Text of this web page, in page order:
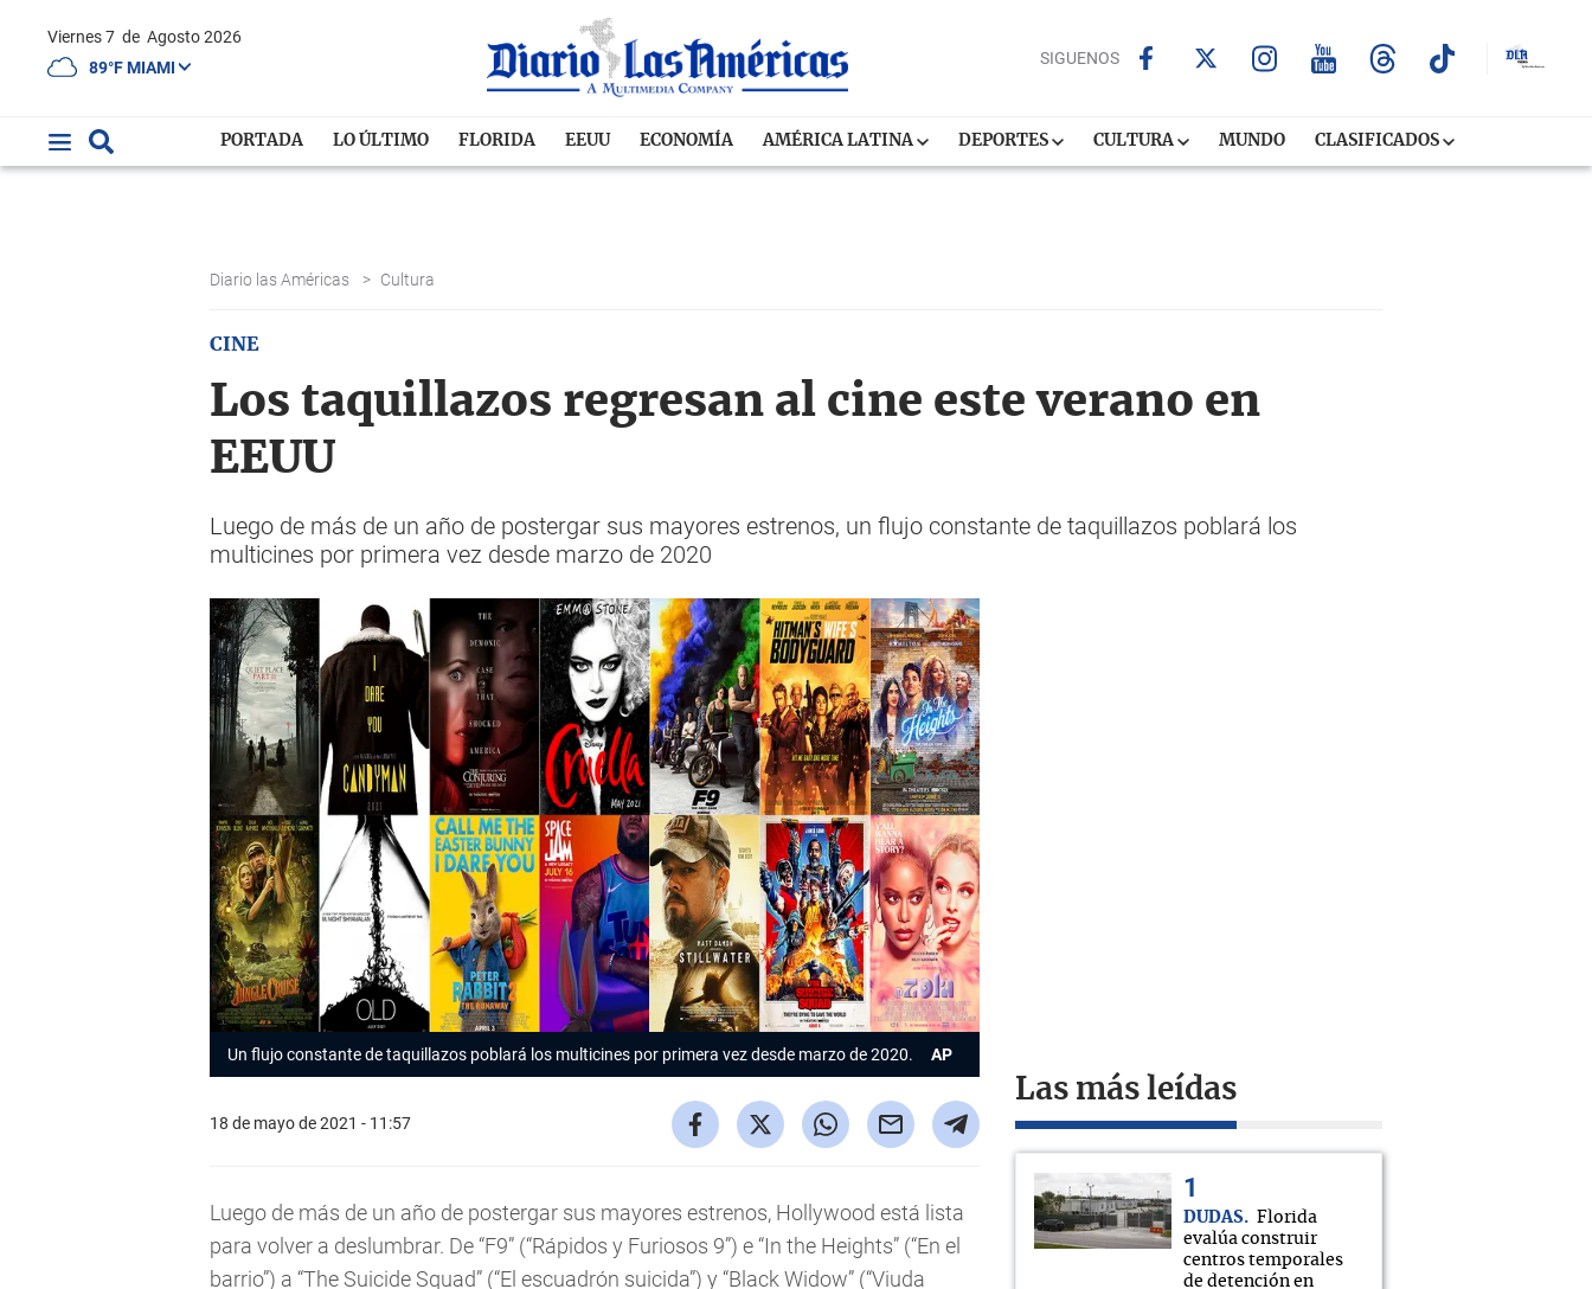
Viernes 7 de Agosto 2026
89°F MIAMI
SIGUENOS
PORTADA LO ÚLTIMO FLORIDA EEUU ECONOMÍA AMÉRICA LATINA DEPORTES CULTURA MUNDO CLASIFICADOS
Diario las Américas > Cultura
CINE
Los taquillazos regresan al cine este verano en
EEUU
Luego de más de un año de postergar sus mayores estrenos, un flujo constante de taquillazos poblará los
multicines por primera vez desde marzo de 2020
Un flujo constante detaquillazos poblará los multicines por primera vez desde marzo de 2020. AP
18 de mayo de 2021 - 11:57
Luego de más de un año de postergar sus mayores estrenos, Hollywood está lista
para volver a deslumbrar. De “F9” (“Rápidos y Furiosos 9”) e “In the Heights” (“En el
barrio”) a “The Suicide Squad” (“El escuadrón suicida”) y “Black Widow” (“Viuda
Las más leídas
DUDAS
Florida
evalúa construir
centros temporales
de detención en